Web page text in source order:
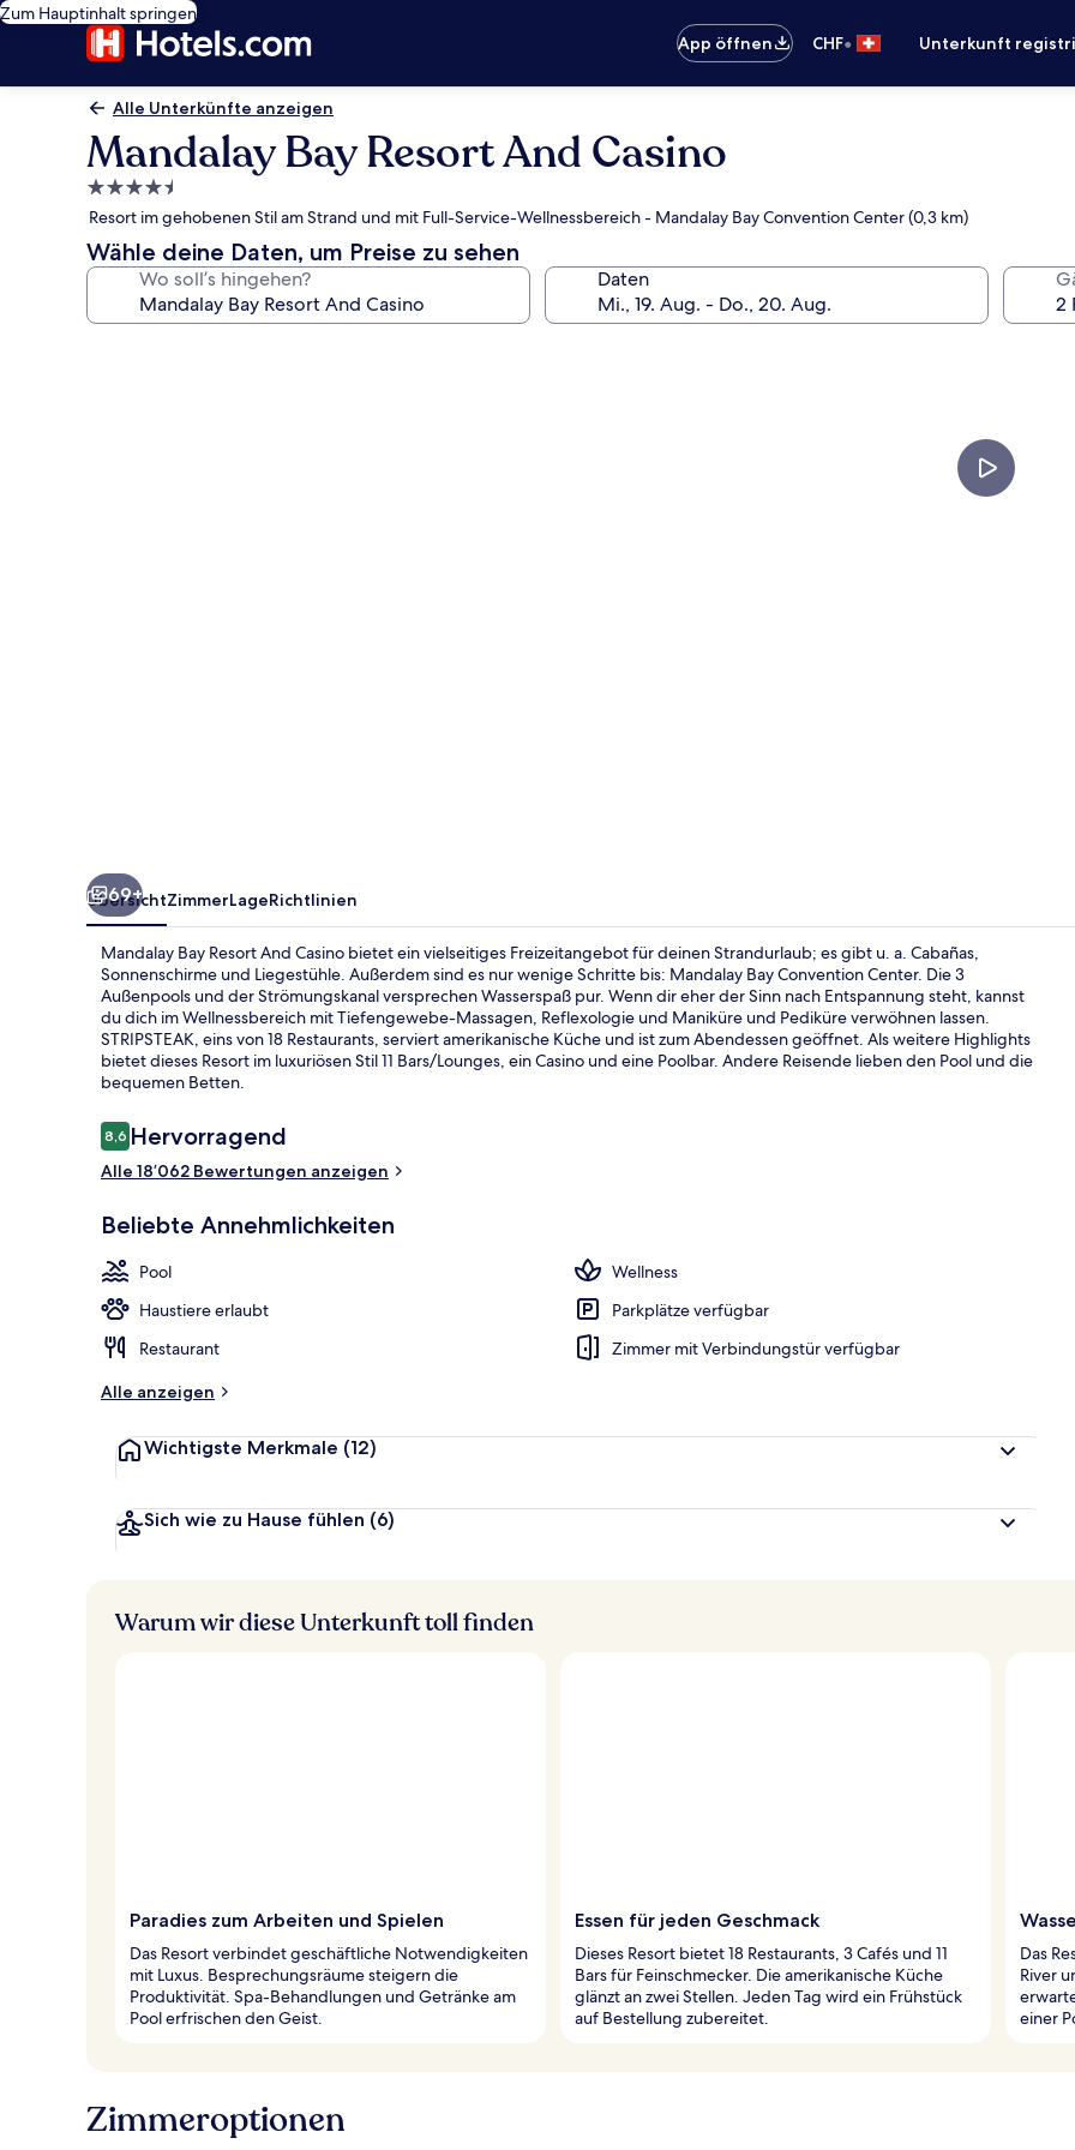
Zum Hauptinhalt springen
App öffnen
CHF• Unterkunft
Alle Unterkünfte anzeigen
Mandalay Bay Resort And Casino
4.5-
Sterne-
Unterkunft
Resort im gehobenen Stil am Strand und mit Full-Service-Wellnessbereich - Mandalay Bay Convention Center (0,3 km)
Wähle deine Daten, um Preise zu sehen
Wo soll’s hingehen? Daten
3
69+
ÜbersichtZimmerLageRichtlinien
Mandalay Bay Resort And Casino bietet ein vielseitiges Freizeitangebot für deinen Strandurlaub; es gibt u. a. Cabañas,
Sonnenschirme und Liegestühle. Außerdem sind es nur wenige Schritte bis: Mandalay Bay Convention Center. Die 3
Außenpools und der Strömungskanal versprechen Wasserspaß pur. Wenn dir eher der Sinn nach Entspannung steht, kannst
du dich im Wellnessbereich mit Tiefengewebe-Massagen, Reflexologie und Maniküre und Pediküre verwöhnen lassen.
STRIPSTEAK, eins von 18 Restaurants, serviert amerikanische Küche und ist zum Abendessen geöffnet. Als weitere Highlights
bietet dieses Resort im luxuriösen Stil 11 Bars/Lounges, ein Casino und eine Poolbar. Andere Reisende lieben den Pool und die
bequemen Betten.
Bewertungen
8,68,6 von 10.
Hervorragend
Alle 18’062 Bewertungen anzeigen
Beliebte Annehmlichkeiten
Pool
Wellness
Haustiere erlaubt
Parkplätze verfügbar
Restaurant
Zimmer mit Verbindungstür verfügbar
Alle anzeigen
Wichtigste Merkmale (12)
Sich wie zu Hause fühlen (6)
Warum wir diese Unterkunft toll finden
Paradies zum Arbeiten und Spielen
Das Resort verbindet geschäftliche Notwendigkeiten
mit Luxus. Besprechungsräume steigern die
Produktivität. Spa-Behandlungen und Getränke am
Pool erfrischen den Geist.
Essen für jeden Geschmack
Dieses Resort bietet 18 Restaurants, 3 Cafés und 11
Bars für Feinschmecker. Die amerikanische Küche
glänzt an zwei Stellen. Jeden Tag wird ein Frühstück
auf Bestellung zubereitet.
Das
River
einer
Zimmeroptionen